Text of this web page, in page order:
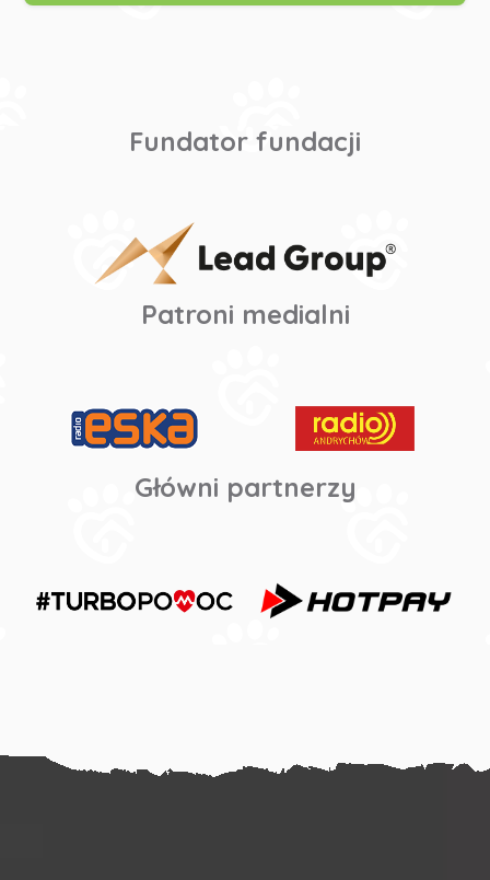
Fundator fundacji
Patroni medialni
Główni partnerzy